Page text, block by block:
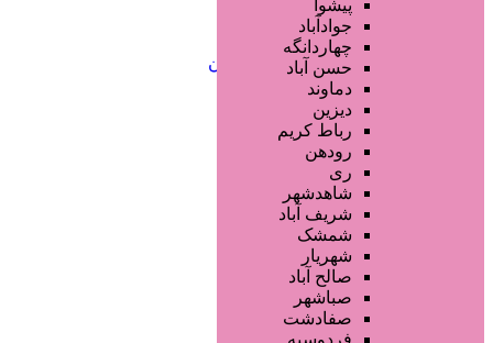
خدمات مژه
خدمات ابرو
خدمات تناسب اندام و زیبایی بدن
خدمات پوست و زیبایی
خدمات ویژه و سیار
سایر خدمات
پیشوا
جوادآباد
چهاردانگه
حسن آباد
دماوند
دیزین
رباط کریم
رودهن
ری
شاهدشهر
شریف آباد
شمشک
شهریار
صالح آباد
صباشهر
صفادشت